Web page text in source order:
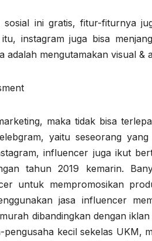
sosial ini gratis, fitur-fiturnya
instagram juga bisa
adalah mengutamakan visual &
maka tidak bisa
yaitu seseorang
influencer juga ikut
tahun 2019 kemarin.
untuk mempromosikan
jasa influencer
dibandingkan dengan
kecil sekelas UKM,